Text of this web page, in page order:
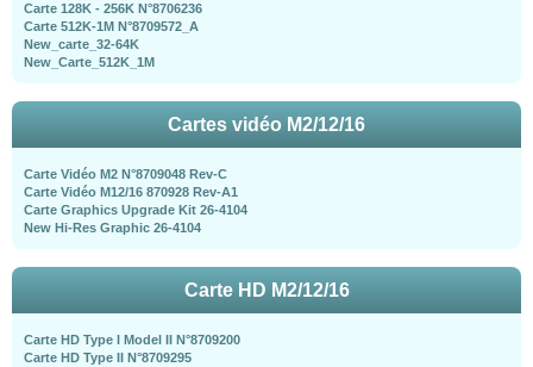
Carte 128K - 256K N°8706236
Carte 512K-1M N°8709572_A
New_carte_32-64K
New_Carte_512K_1M
Cartes vidéo M2/12/16
Carte Vidéo M2 N°8709048 Rev-C
Carte Vidéo M12/16 870928 Rev-A1
Carte Graphics Upgrade Kit 26-4104
New Hi-Res Graphic 26-4104
Carte HD M2/12/16
Carte HD Type I Model II N°8709200
Carte HD Type II N°8709295